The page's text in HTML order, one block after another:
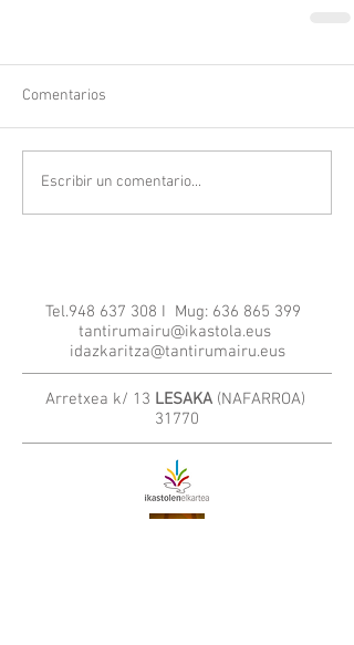
Comentarios
Escribir un comentario...
Tel.948 637 308 I Mug: 636 865 399
tantirumairu@ikastola.eus
idazkaritza@tantirumairu.eus
Arretxea k/ 13 LESAKA (NAFARROA)
31770